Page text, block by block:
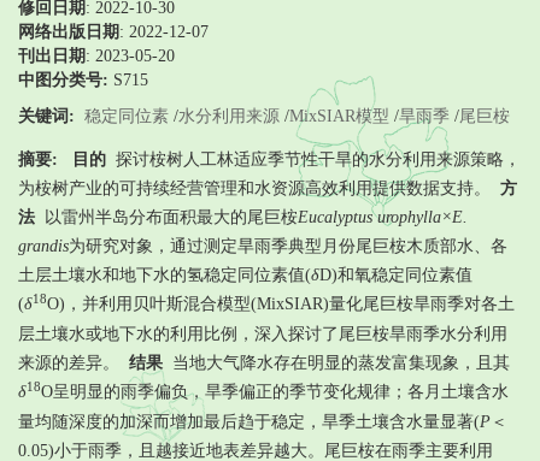
修回日期 : 2022-10-30
网络出版日期 : 2022-12-07
刊出日期 : 2023-05-20
中图分类号: S715
关键词: 稳定同位素 /水分利用来源 /MixSIAR模型 /旱雨季 / 尾巨桉
摘要: 目的 探讨桉树人工林适应季节性干旱的水分利用来源策略，
为桉树产业的可持续经营管理和水资源高效利用提供数据支持。
方
法 以雷州半岛分布面积最大的尾巨桉Eucalyptus urophylla×E.
grandis为研究对象，通过测定旱雨季典型月份尾巨桉木质部水、各
土层土壤水和地下水的氢稳定同位素值(δD)和氧稳定同位素值
(δ18O)，并利用贝叶斯混合模型(MixSIAR)量化尾巨桉旱雨季对各土
层土壤水或地下水的利用比例，深入探讨了尾巨桉旱雨季水分利用
来源的差异。
结果 当地大气降水存在明显的蒸发富集现象，且其
δ18O呈明显的雨季偏负，旱季偏正的季节变化规律；各月土壤含水
量均随深度的加深而增加最后趋于稳定，旱季土壤含水量显著(P ＜
0.05)小于雨季，且越接近地表差异越大。尾巨桉在雨季主要利用